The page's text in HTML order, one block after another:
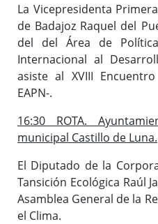
La Vicepresidenta
de Badajoz Raquel del
del del Área de
Internacional al
asiste al XVIII
EAPN-.
16:30 ROTA.
municipal Castillo de Luna.
El Diputado de la
Tansición Ecológica Raúl
Asamblea General de la
el Clima.